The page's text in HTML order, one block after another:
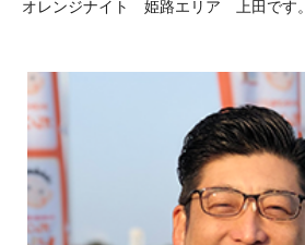
オレンジナイト 姫路エリア 上田です。